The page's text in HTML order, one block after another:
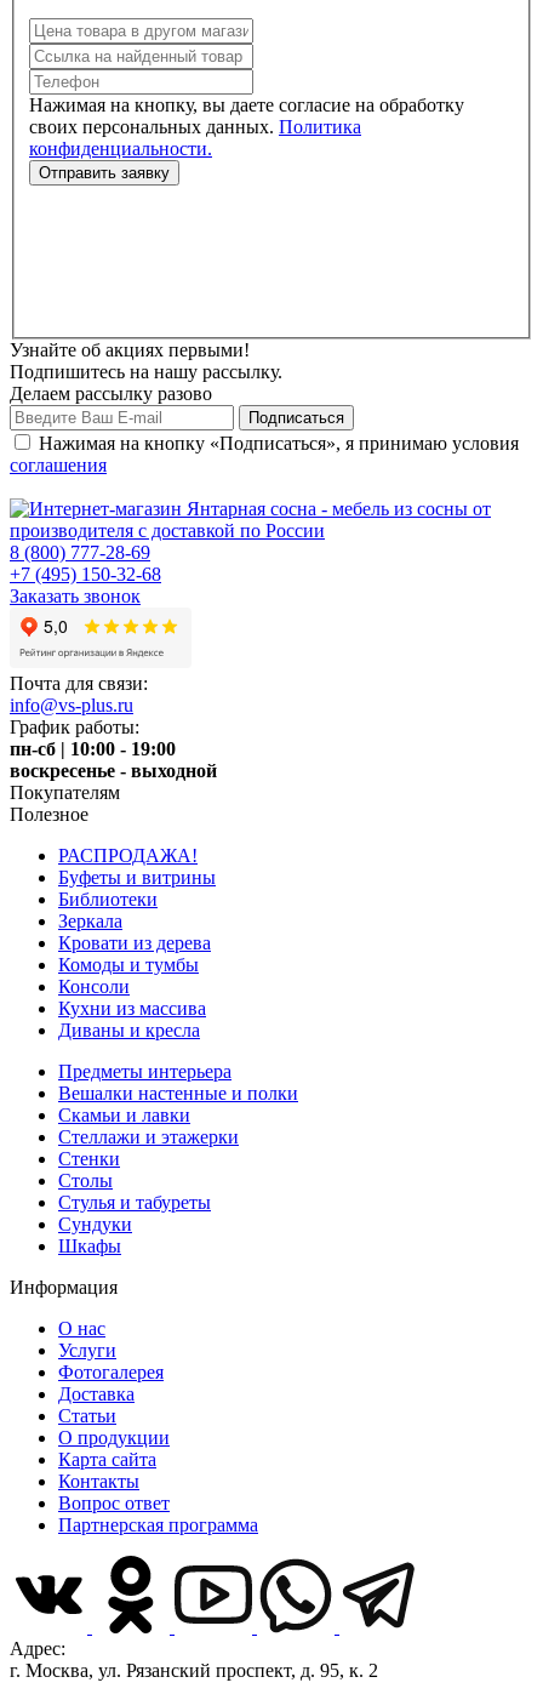
Нажимая на кнопку, вы даете согласие на обработку
своих персональных данных. Политика
конфиденциальности.
Узнайте об акциях первыми!
Подпишитесь на нашу рассылку.
Делаем рассылку разово
Нажимая на кнопку «Подписаться», я принимаю условия
соглашения
8 (800) 777-28-69
+7 (495) 150-32-68
Заказать звонок
Почта для связи:
info@vs-plus.ru
График работы:
пн-сб | 10:00 - 19:00
воскресенье - выходной
Покупателям
Полезное
РАСПРОДАЖА!
Буфеты и витрины
Библиотеки
Зеркала
Кровати из дерева
Комоды и тумбы
Консоли
Кухни из массива
Диваны и кресла
Предметы интерьера
Вешалки настенные и полки
Скамьи и лавки
Стеллажи и этажерки
Стенки
Столы
Стулья и табуреты
Сундуки
Шкафы
Информация
О нас
Услуги
Фотогалерея
Доставка
Статьи
О продукции
Карта сайта
Контакты
Вопрос ответ
Партнерская программа
Адрес:
г. Москва, ул. Рязанский проспект, д. 95, к. 2